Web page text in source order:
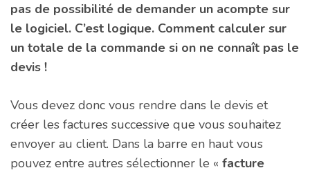
pas de possibilité de demander un acompte sur
le logiciel. C’est logique. Comment calculer sur
un totale de la commande si on ne connaît pas le
devis !
Vous devez donc vous rendre dans le devis et
créer les factures successive que vous souhaitez
envoyer au client. Dans la barre en haut vous
pouvez entre autres sélectionner le « facture